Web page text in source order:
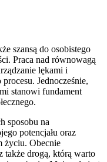
szansą do osobistego
Praca nad równowagą
lękami i
Jednocześnie,
stanowi fundament
sposobu na
potencjału oraz
życiu. Obecnie
także drogą, którą warto